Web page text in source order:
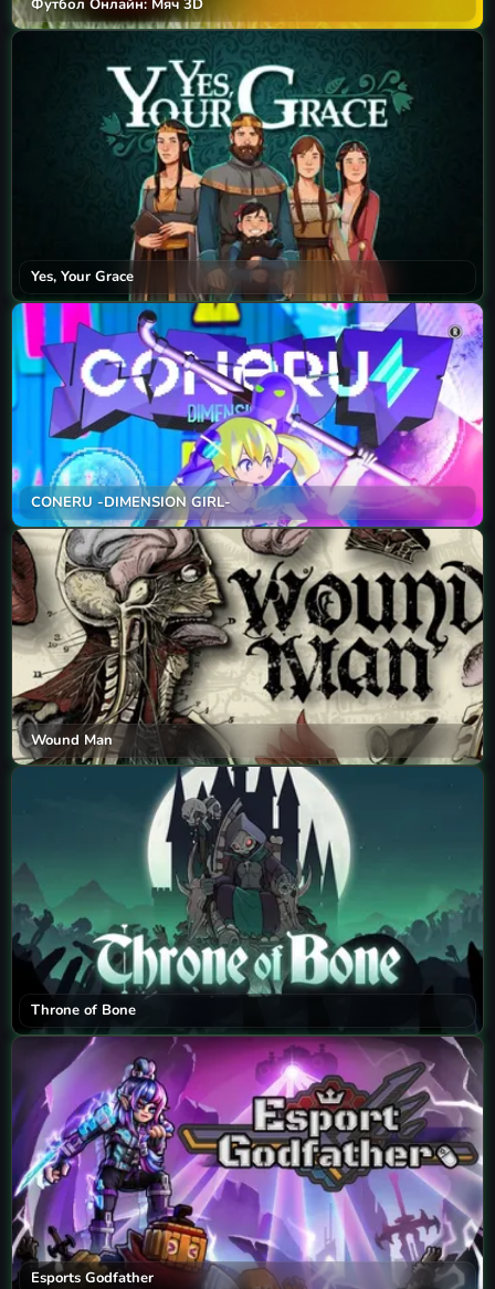
Футбол Онлайн: Мяч 3D
Yes, Your Grace
CONERU -DIMENSION GIRL-
Wound Man
Throne of Bone
Esports Godfather